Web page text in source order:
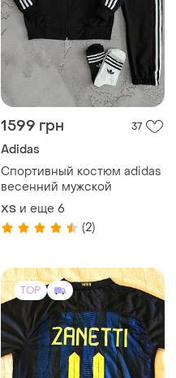
1599 грн 37
Adidas
Спортивный костюм adidas
весенний мужской
XS и еще 6
(2)
TOP